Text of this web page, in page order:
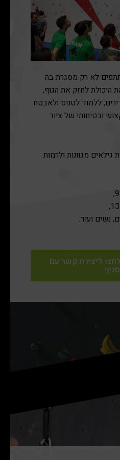
לא רק מסגרת בה
לחזק את הגוף,
ללמוד לטפס ולאבטח
ובטיחותי של ציוד
גילאים מגוונות ולרמות
נשים ועוד.
ליצירת קשר עם